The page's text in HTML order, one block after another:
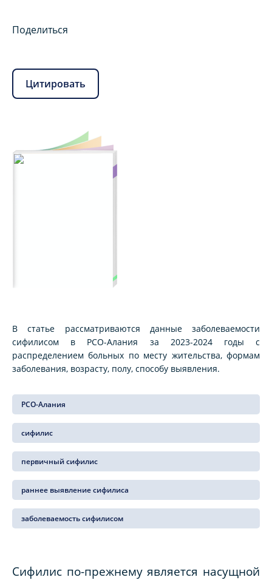
Поделиться
Цитировать
В статье рассматриваются данные заболеваемости
сифилисом в РСО-Алания за 2023-2024 годы с
распределением больных по месту жительства, формам
заболевания, возрасту, полу, способу выявления.
РСО-Алания
сифилис
первичный сифилис
раннее выявление сифилиса
заболеваемость сифилисом
Сифилис по-прежнему является насущной